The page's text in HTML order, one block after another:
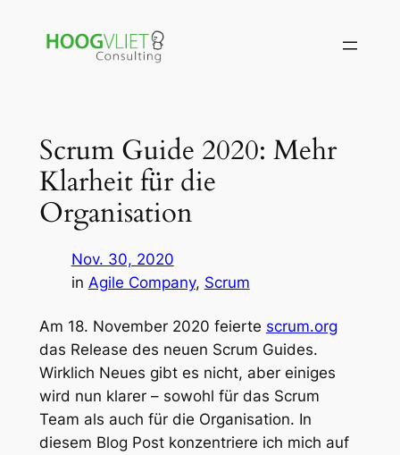
Scrum Guide 2020: Mehr
Klarheit für die
Organisation
Nov. 30, 2020
in Agile Company, Scrum
Am 18. November 2020 feierte scrum.org
das Release des neuen Scrum Guides.
Wirklich Neues gibt es nicht, aber einiges
wird nun klarer – sowohl für das Scrum
Team als auch für die Organisation. In
diesem Blog Post konzentriere ich mich auf